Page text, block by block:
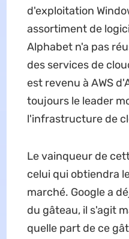
d'exploitation
assortiment de
Alphabet n'a pas
des services de
est revenu à AWS
toujours le leader
l'infrastructure de
Le vainqueur de
celui qui obtiendra
marché. Google a
du gâteau, il s'agit
quelle part de ce